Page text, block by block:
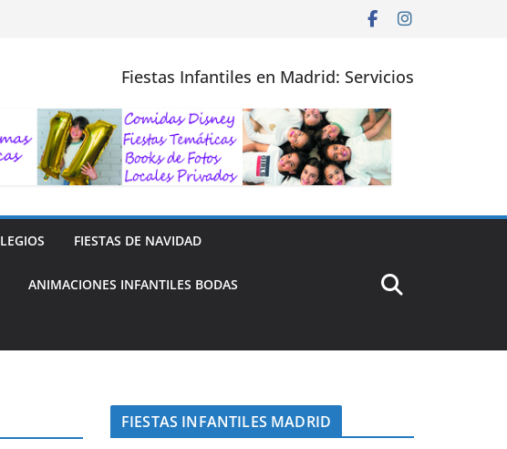
Fiestas Infantiles en Madrid: Servicios
FIESTAS DE NAVIDAD
ANIMACIONES INFANTILES BODAS
FIESTAS INFANTILES MADRID